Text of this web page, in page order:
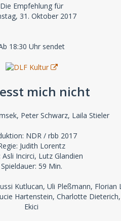
Die Empfehlung für
31. Oktober 2017
18:30 Uhr sendet
mich nicht
Peter Schwarz, Laila Stieler
NDR / rbb 2017
Judith Lorentz
Asli Incirci, Lutz Glandien
Spieldauer: 59 Min.
Kutlucan, Uli Pleßmann, Florian
Hartenstein, Charlotte
Ekici